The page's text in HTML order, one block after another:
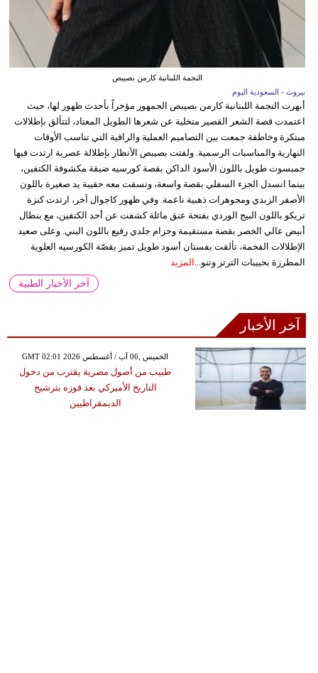
النجمة اللبنانية كارمن بصيبص
بيروت - السعودية اليوم
أبهرت النجمة اللبنانية كارمن بصيبص الجمهور مؤخراً بأحدث ظهور لها، حيث
اعتمدت قصة الشعر القصير متخلية عن شعرها الطويل المعتاد، لتتألق بإطلالات
مبتكرة وخاطفة جمعت بين التصاميم العملية والراقية التي تناسب الأوقات
النهارية والمناسبات الرسمية. ولفتت بصيبص الأنظار بإطلالة عصرية ارتدت فيها
جمبسوت طويل باللون الأسود الداكن بقصة كورسيه ضيقة مكشوفة الكتفين،
بينما انسدل الجزء السفلي بقصة واسعة، ونسقت معه حقيبة يد صغيرة باللون
الأصفر الزبدي ومجوهرات ذهبية ناعمة. وفي ظهور كاجوال آخر، ارتدت كنزة
تريكو باللون البيج الوردي بفتحة عنق مائلة كشفت عن أحد الكتفين، مع بنطال
أبيض عالي الخصر بقصة مستقيمة وحزام جلدي رفيع باللون البني. وعلى صعيد
الإطلالات الفخمة، تألقت بفستان أسود طويل تميز بقصّة الكورسيه العلوية
المطرزة بحبيبات الترتر وتنو...
المزيد
آخر الأخبار الطبية
آخر الأخبار
GMT 02:01 2026 الخميس ,06 آب / أغسطس
طبيب من أصول مصرية يقترب من دخول
التاريخ الأميركي بعد فوزه بترشيح
الديمقراطيين